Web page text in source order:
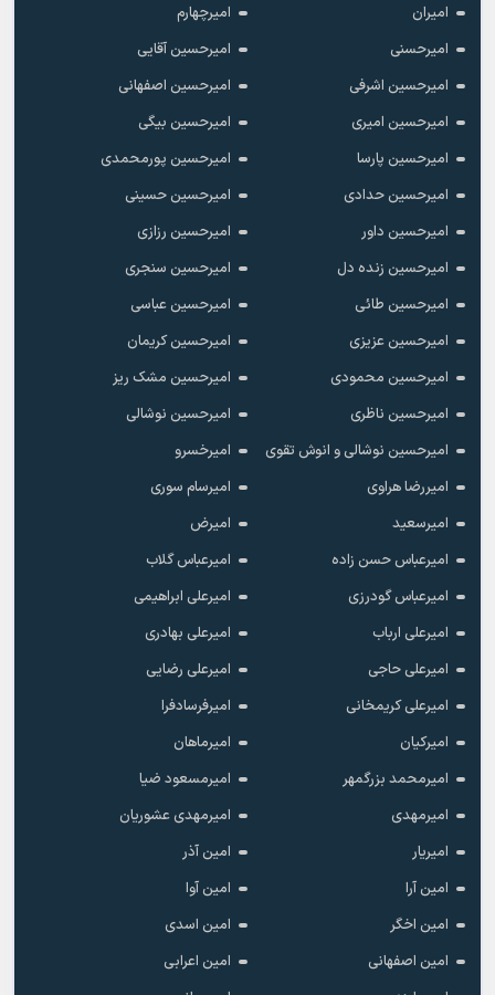
امیران
امیرچهارم
امیرحسنی
امیرحسین آقایی
امیرحسین اشرفی
امیرحسین اصفهانی
امیرحسین امیری
امیرحسین بیگی
امیرحسین پارسا
امیرحسین پورمحمدی
امیرحسین حدادی
امیرحسین حسینی
امیرحسین داور
امیرحسین رزازی
امیرحسین زنده دل
امیرحسین سنجری
امیرحسین طائی
امیرحسین عباسی
امیرحسین عزیزی
امیرحسین کریمان
امیرحسین محمودی
امیرحسین مشک ریز
امیرحسین ناظری
امیرحسین نوشالی
امیرحسین نوشالی و انوش تقوی
امیرخسرو
امیررضا هراوی
امیرسام سوری
امیرسعید
امیرض
امیرعباس حسن زاده
امیرعباس گلاب
امیرعباس گودرزی
امیرعلی ابراهیمی
امیرعلی ارباب
امیرعلی بهادری
امیرعلی حاجی
امیرعلی رضایی
امیرعلی کریمخانی
امیرفرسادفرا
امیرکیان
امیرماهان
امیرمحمد بزرگمهر
امیرمسعود ضیا
امیرمهدی
امیرمهدی عشوریان
امیریار
امین آذر
امین آرا
امین آوا
امین اخگر
امین اسدی
امین اصفهانی
امین اعرابی